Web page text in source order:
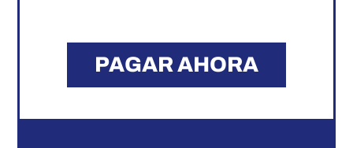
PAGAR AHORA